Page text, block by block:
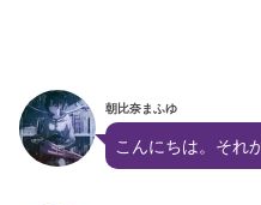
朝比奈まふゆ
こんにちは。それ